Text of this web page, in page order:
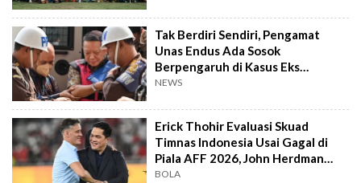
Tak Berdiri Sendiri, Pengamat
Unas Endus Ada Sosok
Berpengaruh di Kasus Eks
Jampidsus
NEWS
Erick Thohir Evaluasi Skuad
Timnas Indonesia Usai Gagal di
Piala AFF 2026, John Herdman
Out?
BOLA